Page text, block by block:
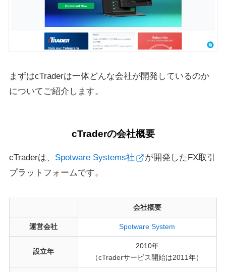
まずはcTraderは一体どんな会社が開発しているのか
についてご紹介します。
cTraderの会社概要
cTraderは、 Spotware Systems社
が開発したFX取引
プラットフォームです。
会社概要
運営会社 Spotware System
設立年
2010年
（cTraderサービス開始は2011年）